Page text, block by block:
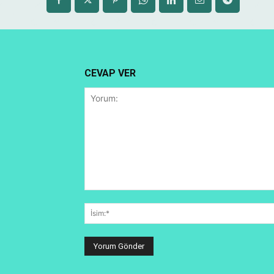
CEVAP VER